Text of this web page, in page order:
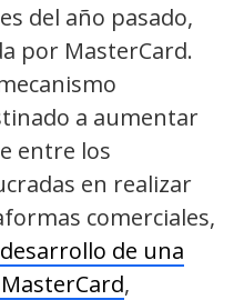
del año pasado,
por MasterCard.
a aumentar
entre los
en realizar
comerciales,
de una
,